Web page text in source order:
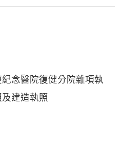
念醫院復健分院雜項執
建造執照